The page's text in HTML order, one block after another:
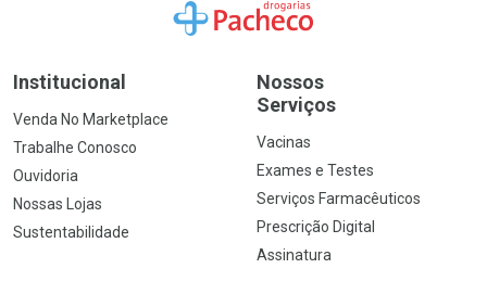
Ir para a Home
Institucional
Venda No Marketplace
Trabalhe Conosco
Ouvidoria
Nossas Lojas
Sustentabilidade
Nossos
Serviços
Vacinas
Exames e Testes
Serviços Farmacêuticos
Prescrição Digital
Assinatura